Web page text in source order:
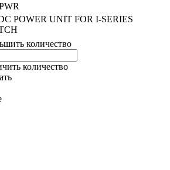
POWER UNIT FOR I-SERIES